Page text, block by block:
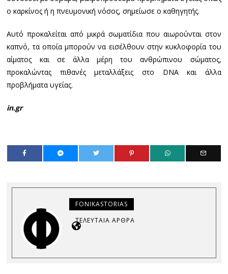
ο καρκίνος ή η πνευμονική νόσος, σημείωσε ο καθηγητής.
Αυτό προκαλείται από μικρά σωματίδια που αιωρούνται στον
καπνό, τα οποία μπορούν να εισέλθουν στην κυκλοφορία του
αίματος και σε άλλα μέρη του ανθρώπινου σώματος,
προκαλώντας πιθανές μεταλλάξεις στο DNA και άλλα
προβλήματα υγείας.
in.gr
FONIKASTORIAS
ΤΕΛΕΥΤΑΊΑ ΆΡΘΡΑ